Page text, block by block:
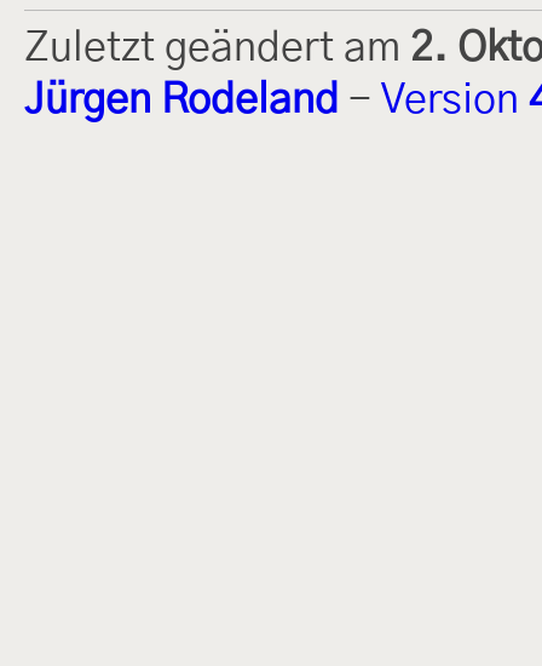
Zuletzt geändert am 2.
Jürgen Rodeland - Version